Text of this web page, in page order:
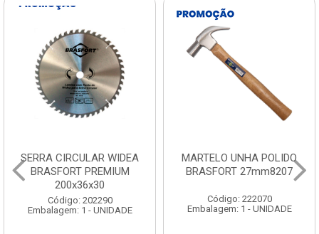
SERRA CIRCULAR WIDEA
BRASFORT PREMIUM
200x36x30
Código: 202290
Embalagem: 1 - UNIDADE
MARTELO UNHA POLIDO
BRASFORT 27mm8207
Código: 222070
Embalagem: 1 - UNIDADE